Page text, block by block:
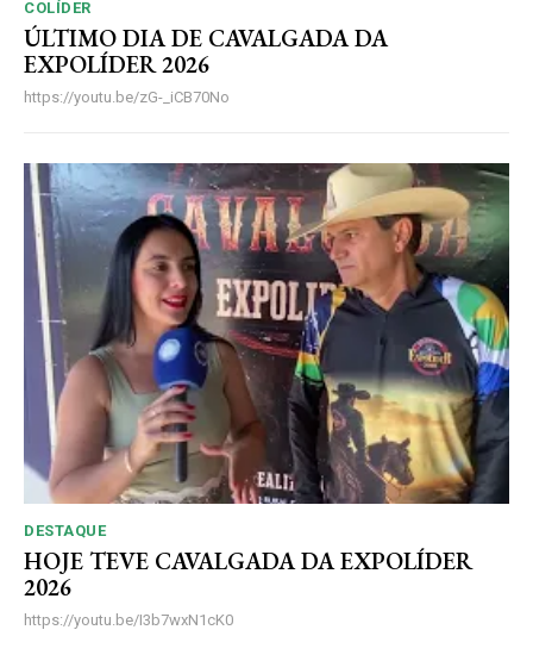
COLÍDER
ÚLTIMO DIA DE CAVALGADA DA
EXPOLÍDER 2026
https://youtu.be/zG-_iCB70No
DESTAQUE
HOJE TEVE CAVALGADA DA EXPOLÍDER
2026
https://youtu.be/I3b7wxN1cK0